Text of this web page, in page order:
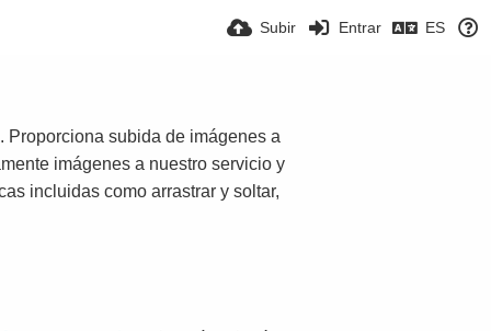
Subir Entrar ES
Proporciona subida de imágenes a
imágenes a nuestro servicio y
incluidas como arrastrar y soltar,